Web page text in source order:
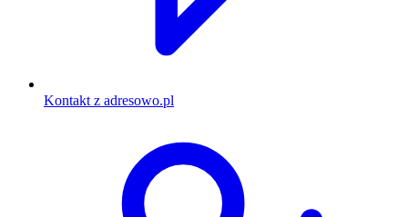
Kontakt z adresowo.pl